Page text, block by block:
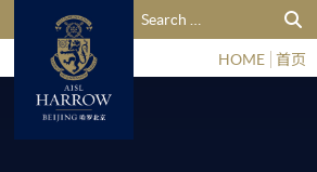
搜索：
HOME 首页